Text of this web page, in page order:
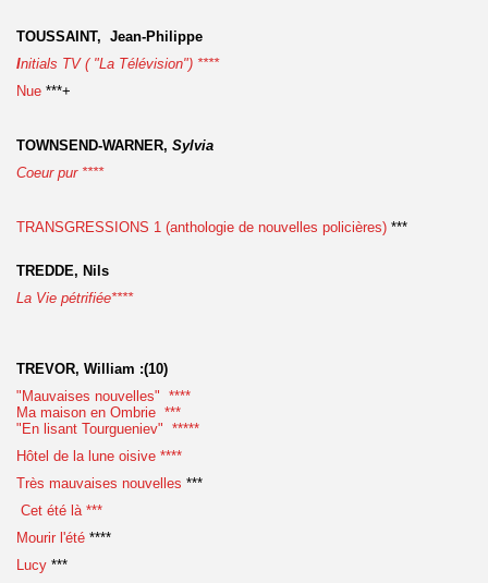
TOUSSAINT, Jean-Philippe
Initials TV ( "La Télévision") ****
Nue ***+
TOWNSEND-WARNER, Sylvia
Coeur pur ****
TRANSGRESSIONS 1 (anthologie de nouvelles policières) ***
TREDDE, Nils
La Vie pétrifiée****
TREVOR, William :(10)
"Mauvaises nouvelles" ****
Ma maison en Ombrie ***
"En lisant Tourgueniev" *****
Hôtel de la lune oisive ****
Très mauvaises nouvelles ***
Cet été là ***
Mourir l'été ****
Lucy ***